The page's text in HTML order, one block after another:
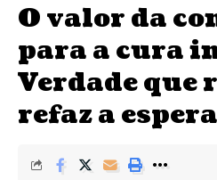
O valor da
para a cura
Verdade que
refaz a